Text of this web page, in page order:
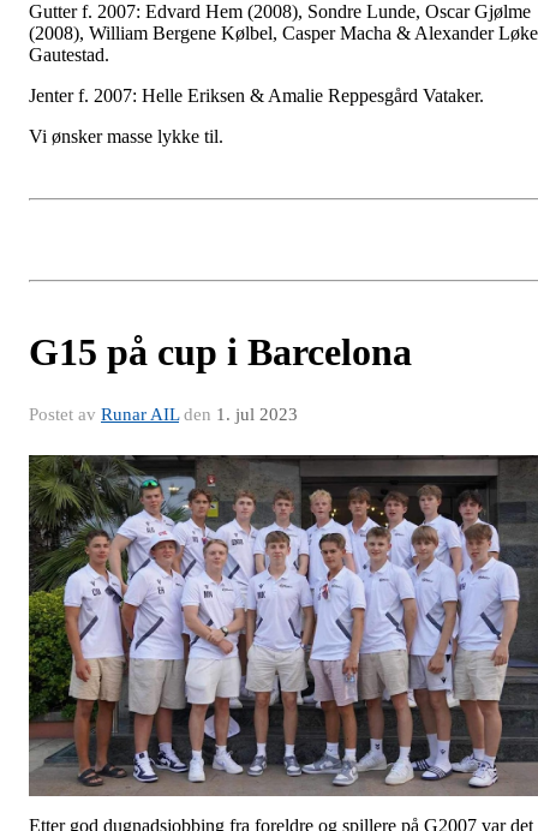
Gutter f. 2007: Edvard Hem (2008), Sondre Lunde, Oscar Gjølme
(2008), William Bergene Kølbel, Casper Macha & Alexander Løke
Gautestad.
Jenter f. 2007: Helle Eriksen & Amalie Reppesgård Vataker.
Vi ønsker masse lykke til.
G15 på cup i Barcelona
Postet av Runar AILden 1. jul 2023
Etter god dugnadsjobbing fra foreldre og spillere på G2007 var det